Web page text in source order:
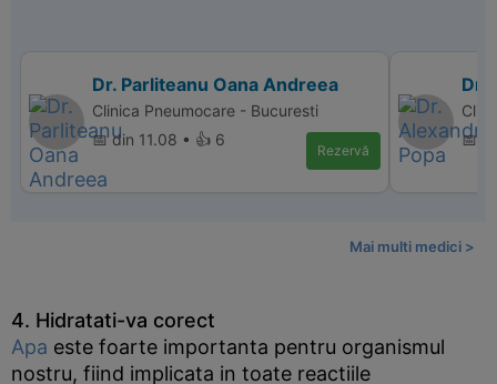
Dr. Parliteanu Oana Andreea
Clinica Pneumocare - Bucuresti
📅 din 11.08 • 👍 6
Rezervă
Dr.
📅
Mai multi medici >
4. Hidratati-va corect
Apa este foarte importanta pentru organismul
nostru, fiind implicata in toate reactiile